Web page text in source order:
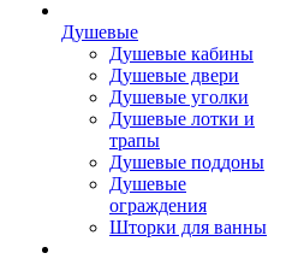
Душевые
Душевые кабины
Душевые двери
Душевые уголки
Душевые лотки и
трапы
Душевые поддоны
Душевые
ограждения
Шторки для ванны